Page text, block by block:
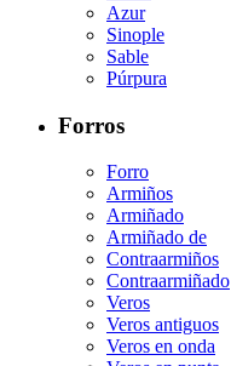
Azur
Sinople
Sable
Púrpura
Forros
Forro
Armiños
Armiñado
Armiñado de
Contraarmiños
Contraarmiñado
Veros
Veros antiguos
Veros en onda